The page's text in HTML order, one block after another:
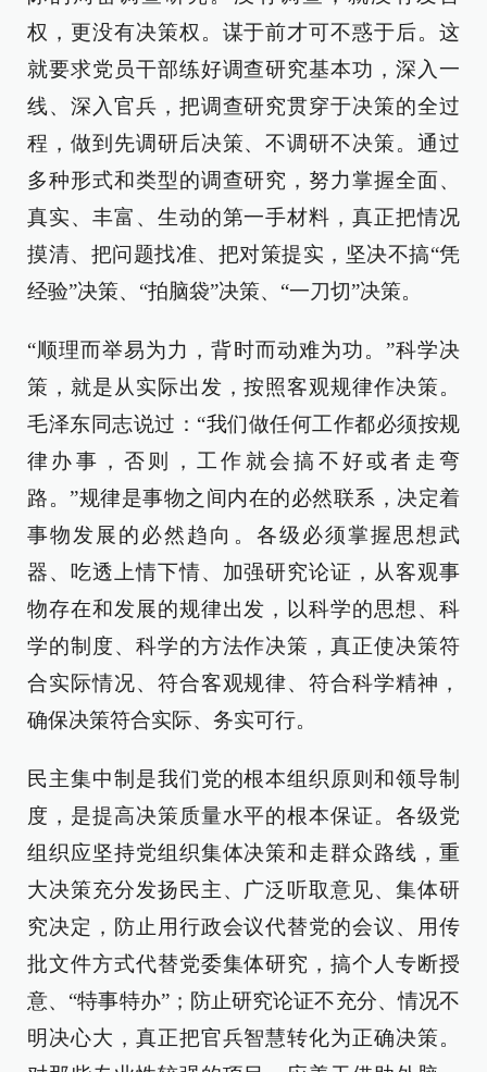
权，更没有决策权。谋于前才可不惑于后。这
就要求党员干部练好调查研究基本功，深入一
线、深入官兵，把调查研究贯穿于决策的全过
程，做到先调研后决策、不调研不决策。通过
多种形式和类型的调查研究，努力掌握全面、
真实、丰富、生动的第一手材料，真正把情况
摸清、把问题找准、把对策提实，坚决不搞“凭
经验”决策、“拍脑袋”决策、“一刀切”决策。
“顺理而举易为力，背时而动难为功。”科学决
策，就是从实际出发，按照客观规律作决策。
毛泽东同志说过：“我们做任何工作都必须按规
律办事，否则，工作就会搞不好或者走弯
路。”规律是事物之间内在的必然联系，决定着
事物发展的必然趋向。各级必须掌握思想武
器、吃透上情下情、加强研究论证，从客观事
物存在和发展的规律出发，以科学的思想、科
学的制度、科学的方法作决策，真正使决策符
合实际情况、符合客观规律、符合科学精神，
确保决策符合实际、务实可行。
民主集中制是我们党的根本组织原则和领导制
度，是提高决策质量水平的根本保证。各级党
组织应坚持党组织集体决策和走群众路线，重
大决策充分发扬民主、广泛听取意见、集体研
究决定，防止用行政会议代替党的会议、用传
批文件方式代替党委集体研究，搞个人专断授
意、“特事特办”；防止研究论证不充分、情况不
明决心大，真正把官兵智慧转化为正确决策。